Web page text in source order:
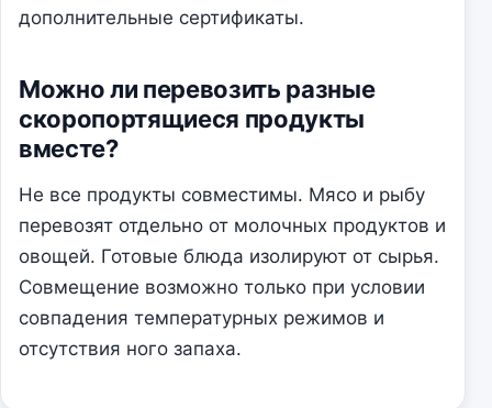
дополнительные сертификаты.
Можно ли перевозить разные
скоропортящиеся продукты
вместе?
Не все продукты совместимы. Мясо и рыбу
перевозят отдельно от молочных продуктов и
овощей. Готовые блюда изолируют от сырья.
Совмещение возможно только при условии
совпадения температурных режимов и
отсутствия ного запаха.